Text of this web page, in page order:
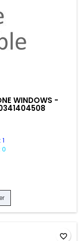
WINDOWS -
0
du produit MANETTE
favorite_border